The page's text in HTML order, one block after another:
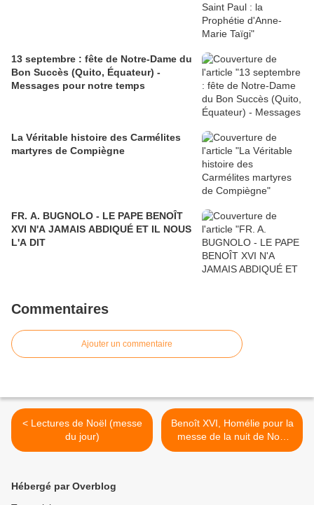
13 septembre : fête de Notre-Dame du
Bon Succès (Quito, Équateur) -
Messages pour notre temps
La Véritable histoire des Carmélites
martyres de Compiègne
FR. A. BUGNOLO - LE PAPE BENOÎT
XVI N'A JAMAIS ABDIQUÉ ET IL NOUS
L'A DIT
Commentaires
Ajouter un commentaire
< Lectures de Noël (messe
du jour)
Benoît XVI, Homélie pour la
messe de la nuit de Noël
2007 (1) >
Hébergé par Overblog